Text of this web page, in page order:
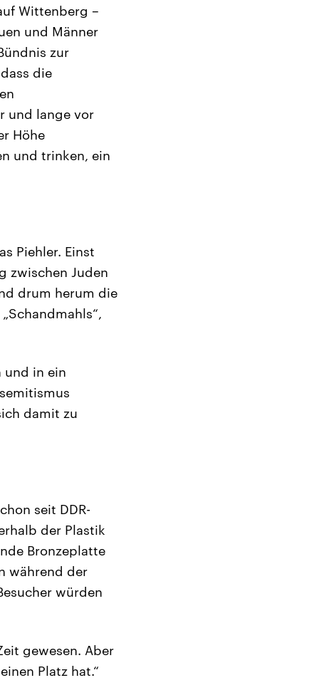
Wittenberg –
und Männer
zur
die
und lange vor
Höhe
und trinken, ein
Piehler. Einst
zwischen Juden
drum herum die
und in ein
damit zu
seit DDR-
der Plastik
Bronzeplatte
während der
würden
gewesen. Aber
Platz hat.“